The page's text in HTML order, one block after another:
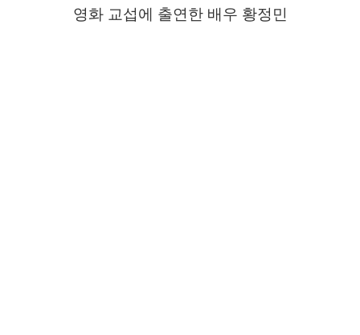
영화 교섭에 출연한 배우 황정민